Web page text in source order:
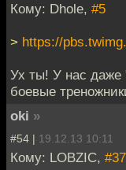
Кому: Dhole, #5
> https://
Ух ты! У нас даже
боевые
oki »
#54 | 19.12.13 10:11
Кому: LOBZIC, #37